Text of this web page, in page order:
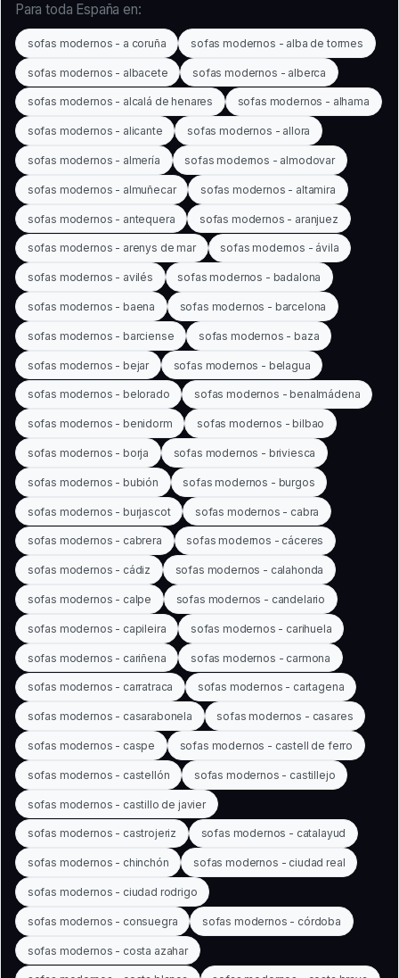
Para toda España en:
sofas modernos - a coruña sofas modernos - alba de tormes
sofas modernos - albacete sofas modernos - alberca
sofas modernos - alcalá de henares sofas modernos - alhama
sofas modernos - alicante sofas modernos - allora
sofas modernos - almería sofas modernos - almodovar
sofas modernos - almuñecar sofas modernos - altamira
sofas modernos - antequera sofas modernos - aranjuez
sofas modernos - arenys de mar sofas modernos - ávila
sofas modernos - avilés sofas modernos - badalona
sofas modernos - baena sofas modernos - barcelona
sofas modernos - barciense sofas modernos - baza
sofas modernos - bejar sofas modernos - belagua
sofas modernos - belorado sofas modernos - benalmádena
sofas modernos - benidorm sofas modernos - bilbao
sofas modernos - borja sofas modernos - briviesca
sofas modernos - bubión sofas modernos - burgos
sofas modernos - burjascot sofas modernos - cabra
sofas modernos - cabrera sofas modernos - cáceres
sofas modernos - cádiz sofas modernos - calahonda
sofas modernos - calpe sofas modernos - candelario
sofas modernos - capileira sofas modernos - carihuela
sofas modernos - cariñena sofas modernos - carmona
sofas modernos - carratraca sofas modernos - cartagena
sofas modernos - casarabonela sofas modernos - casares
sofas modernos - caspe sofas modernos - castell de ferro
sofas modernos - castellón sofas modernos - castillejo
sofas modernos - castillo de javier
sofas modernos - castrojeriz sofas modernos - catalayud
sofas modernos - chinchón sofas modernos - ciudad real
sofas modernos - ciudad rodrigo
sofas modernos - consuegra sofas modernos - córdoba
sofas modernos - costa azahar